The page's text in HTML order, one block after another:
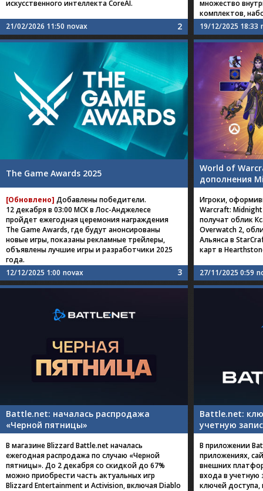
искусственного интеллекта CoreAI.
21/02/2026 11:50 novax 2
множество
комплектов,
19/12/2025 18:33
The Game Awards 2025
[Обновлено] Добавлены победители.
12 декабря в 03:00 МСК в Лос-Анджелесе
пройдет ежегодная церемония награждения
The Game Awards, где будут анонсированы
новые игры, показаны рекламные трейлеры,
объявлены лучшие игры и разработчики 2025
года.
12/12/2025 1:00 novax 3
World of
дополнения
Игроки,
Warcraft:
получат облик
Overwatch 2,
Альянса в
карт в
27/11/2025 0:59
Battle.net: началась распродажа
«Черной пятницы»
В магазине Blizzard Battle.net началась
ежегодная распродажа по случаю «Черной
пятницы». До 2 декабря со скидкой до 67%
можно приобрести часть актуальных игр
Blizzard Entertainment и Activision, включая Diablo
Battle.net:
учетную
В приложении
приложениях,
внешних
входа в
ключей